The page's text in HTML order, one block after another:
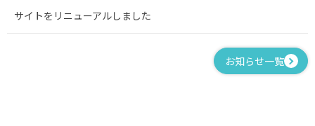
サイトをリニューアルしました
お知らせ一覧